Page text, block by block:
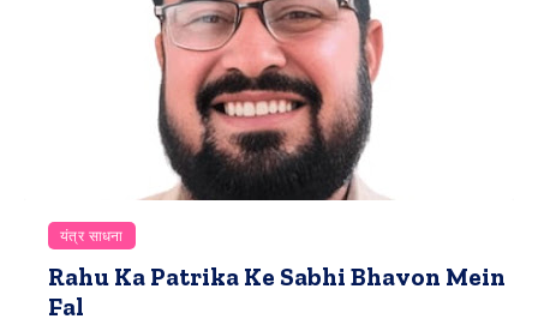
यंत्र साधना
Rahu Ka Patrika Ke Sabhi Bhavon Mein
Fal